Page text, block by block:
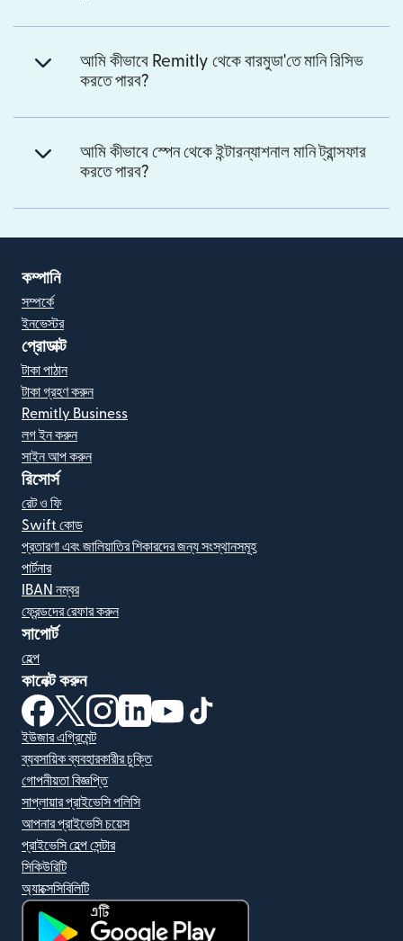
আমি কীভাবে Remitly থেকে বারমুডা'তে মানি রিসিভ
করতে পারব?
আমি কীভাবে স্পেন থেকে ইন্টারন্যাশনাল মানি ট্রান্সফার
করতে পারব?
কম্পানি
সম্পর্কে
ইনভেস্টর
প্রোডাক্ট
টাকা পাঠান
টাকা গ্রহণ করুন
Remitly Business
লগ ইন করুন
সাইন আপ করুন
রিসোর্স
রেট ও ফি
Swift কোড
প্রতারণা এবং জালিয়াতির শিকারদের জন্য সংস্থানসমূহ
পার্টনার
IBAN নম্বর
ফ্রেন্ডদের রেফার করুন
সাপোর্ট
হেল্প
কানেক্ট করুন
(নতুন উইন্ডোতে খুলবে)
(নতুন উইন্ডোতে খুলবে)
(নতুন উইন্ডোতে খুলবে)
(নতুন উইন্ডোতে খুলবে)
(নতুন উইন্ডোতে খুলবে)
ইউজার এগ্রিমেন্ট
ব্যবসায়িক ব্যবহারকারীর চুক্তি
গোপনীয়তা বিজ্ঞপ্তি
সাপ্লায়ার প্রাইভেসি পলিসি
আপনার প্রাইভেসি চয়েস
প্রাইভেসি হেল্প সেন্টার
সিকিউরিটি
অ্যাক্সেসিবিলিটি